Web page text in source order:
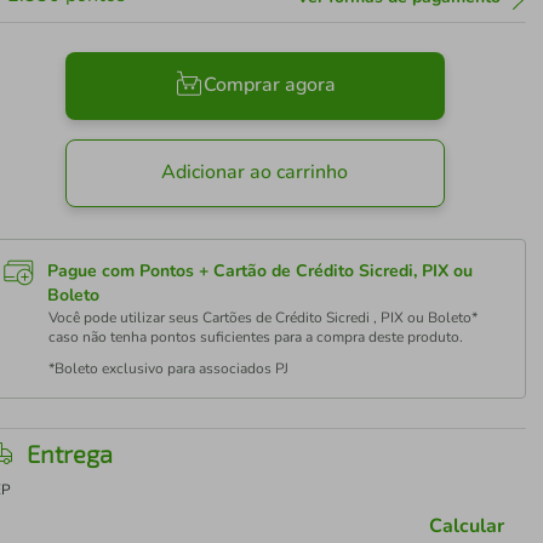
Comprar agora
Adicionar ao carrinho
Pague com Pontos + Cartão de Crédito Sicredi, PIX ou
Boleto
Você pode utilizar seus Cartões de Crédito Sicredi , PIX ou Boleto*
caso não tenha pontos suficientes para a compra deste produto.
*Boleto exclusivo para associados PJ
Entrega
Calcular